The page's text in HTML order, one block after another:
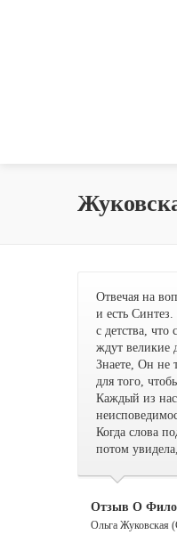
Отвечая на
и есть
с детства,
ждут великие
Знаете, Он не
для того,
Каждый из
Когда слова
потом
Отзыв О
Ольга Жуковская